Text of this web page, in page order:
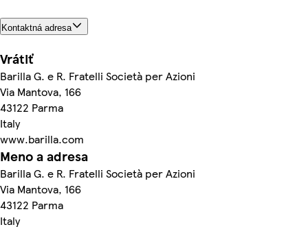
Kontaktná adresa
Vrátiť
Barilla G. e R. Fratelli Società per Azioni
Via Mantova, 166
43122 Parma
Italy
www.barilla.com
Meno a adresa
Barilla G. e R. Fratelli Società per Azioni
Via Mantova, 166
43122 Parma
Italy